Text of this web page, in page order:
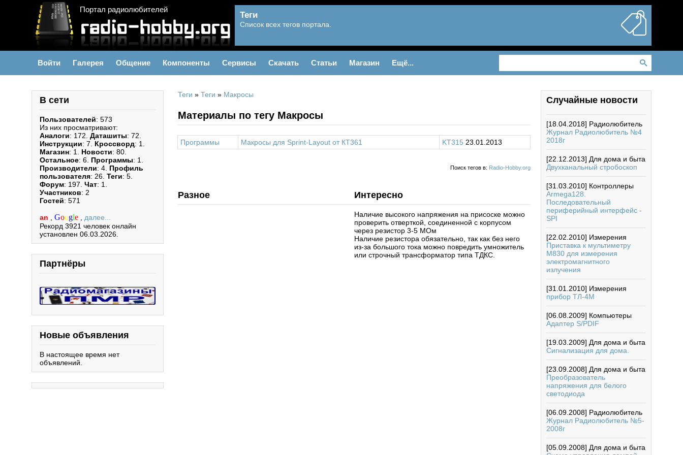
Портал радиолюбителей
Теги
Список всех тегов портала.
Войти Галерея Общение Компоненты Сервисы Скачать Статьи Магазин Ещё...
В сети
Пользователей: 573
Из них просматривают:
Аналоги: 172. Даташиты: 72.
Инструкции: 7. Кроссворд: 1.
Магазин: 1. Новости: 80.
Остальное: 6. Программы: 1.
Производители: 4. Профиль
пользователя: 26. Теги: 5.
Форум: 197. Чат: 1.
Участников: 2
Гостей: 571
an Google
далее...
Рекорд 3921 человек онлайн
установлен 06.03.2026.
Партнёры
Новые объявления
В настоящее время нет
объявлений.
Теги » Теги » Макросы
Материалы по тегу Макросы
Программы Макросы для Sprint-Layout от КТ361 KT315 23.01.2013
Поиск тегов в: Radio-Hobby.org
Разное Интересно
Наличие высокого напряжения на присоске можно
проверить отверткой, соединенной с корпусом
через резистор 3-5 МОм
Наличие резистора обязательно, так как без него
из-за большого тока можно повредить умножитель
или строчный трансформатор типа ТДКС.
Случайные новости
[18.04.2018] Радиолюбитель
Журнал Радиолюбитель №4
2018г
[22.12.2013] Для дома и быта
Двухканальный стробоскоп
[31.03.2010] Контроллеры
Armega128.
Последовательный
периферийный интерфейс -
SPI
[22.02.2010] Измерения
Приставка к мультиметру
М830 для измерения
электромагнитного
излучения
[31.01.2010] Измерения
прибор ТЛ-4М
[06.08.2009] Компьютеры
Адаптер S/PDIF
[19.03.2009] Для дома и быта
Сигнализация для дома.
[23.09.2008] Для дома и быта
Преобразователь
напряжения для белого
светодиода
[06.09.2008] Радиолюбитель
Журнал Радиолюбитель №5-
2008г
[05.09.2008] Для дома и быта